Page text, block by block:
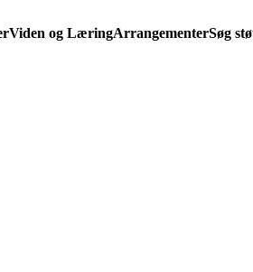
Viden og LæringArrangementerSøg